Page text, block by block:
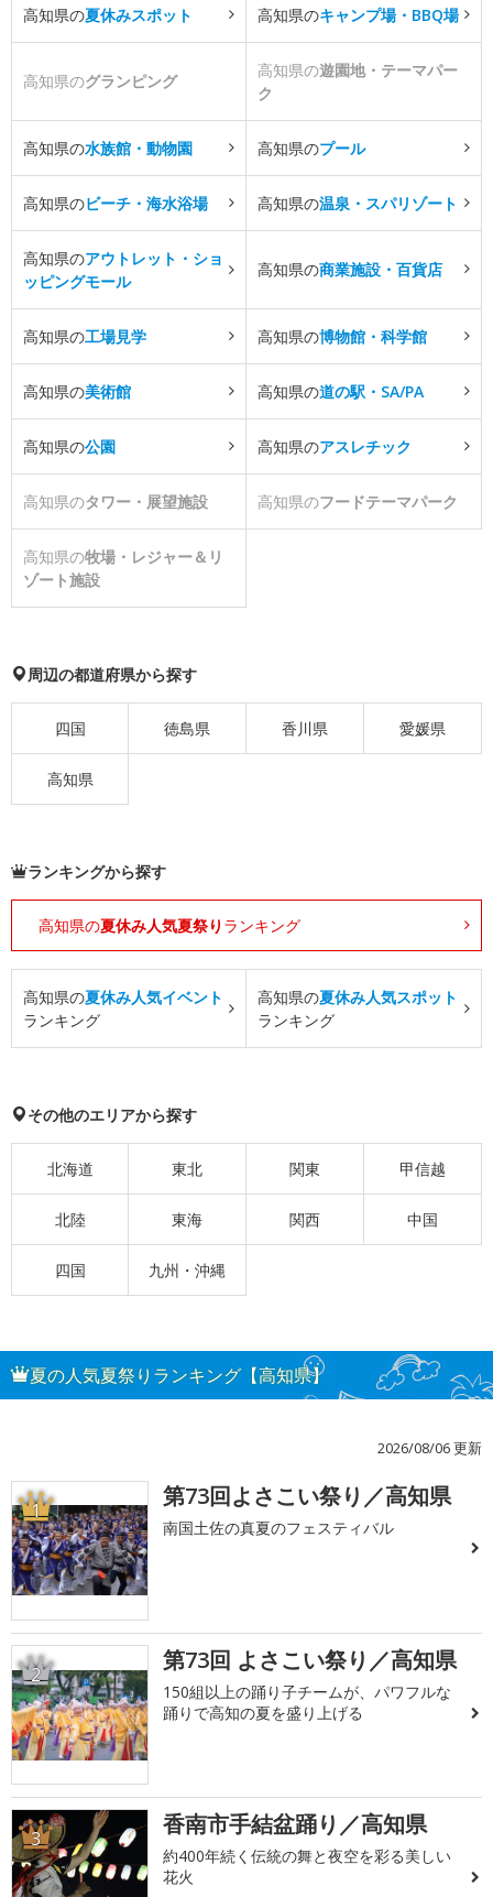
高知県の夏休みスポット 高知県のキャンプ場・BBQ場
高知県のグランピング
高知県の遊園地・テーマパー
ク
高知県の水族館・動物園 高知県のプール
高知県のビーチ・海水浴場 高知県の温泉・スパリゾート
高知県のアウトレット・ショ
ッピングモール
高知県の商業施設・百貨店
高知県の工場見学 高知県の博物館・科学館
高知県の美術館 高知県の道の駅・SA/PA
高知県の公園 高知県のアスレチック
高知県のタワー・展望施設 高知県のフードテーマパーク
高知県の牧場・レジャー＆リ
ゾート施設
周辺の都道府県から探す
四国 徳島県 香川県 愛媛県
高知県
ランキングから探す
高知県の夏休み人気夏祭り ランキング
高知県の夏休み人気イベント
ランキング
高知県の夏休み人気スポット
ランキング
その他のエリアから探す
北海道 東北 関東 甲信越
北陸 東海 関西 中国
四国 九州・沖縄
夏の人気夏祭りランキング【高知県】
2026/08/06 更新
1 第73回よさこい祭り／高知県
南国土佐の真夏のフェスティバル
2 第73回 よさこい祭り／高知県
150組以上の踊り子チームが、パワフルな
踊りで高知の夏を盛り上げる
3 香南市手結盆踊り／高知県
約400年続く伝統の舞と夜空を彩る美しい
花火